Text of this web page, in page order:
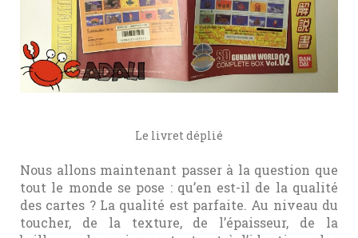
Le livret déplié
Nous allons maintenant passer à la question que
tout le monde se pose : qu’en est-il de la qualité
des cartes ? La qualité est parfaite. Au niveau du
toucher, de la texture, de l’épaisseur, de la